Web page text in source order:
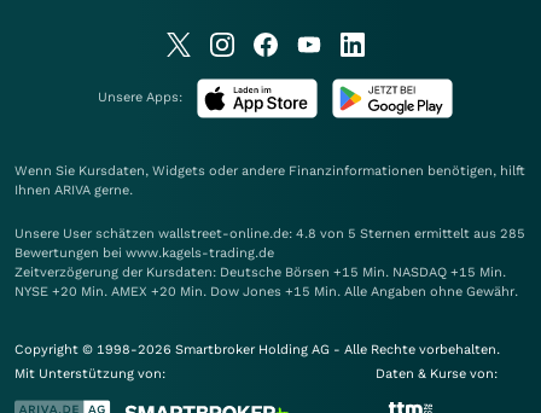
Unsere Apps:
Wenn Sie Kursdaten, Widgets oder andere Finanzinformationen benötigen, hilft
Ihnen ARIVA gerne.
Unsere User schätzen wallstreet-online.de: 4.8 von 5 Sternen ermittelt aus 285
Bewertungen bei www.kagels-trading.de
Zeitverzögerung der Kursdaten: Deutsche Börsen +15 Min. NASDAQ +15 Min.
NYSE +20 Min. AMEX +20 Min. Dow Jones +15 Min. Alle Angaben ohne Gewähr.
Copyright © 1998-2026 Smartbroker Holding AG - Alle Rechte vorbehalten.
Mit Unterstützung von:
Daten & Kurse von: